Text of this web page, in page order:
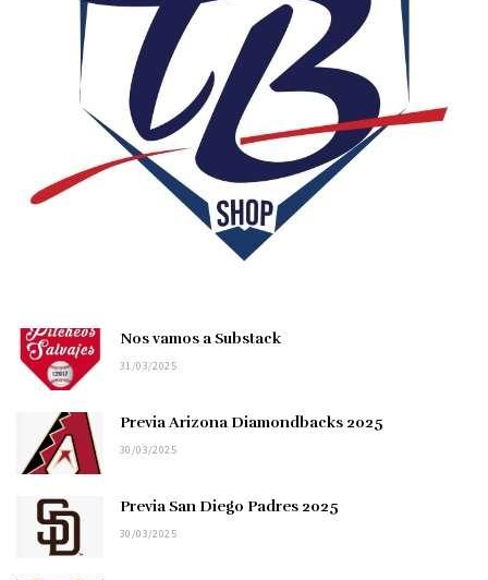
Nos vamos a Substack
31/03/2025
Previa Arizona Diamondbacks 2025
30/03/2025
Previa San Diego Padres 2025
30/03/2025